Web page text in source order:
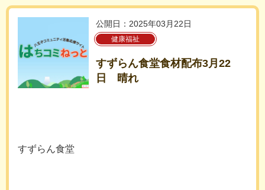
公開日：2025年03月22日
健康福祉
すずらん食堂食材配布3月22
日 晴れ
すずらん食堂